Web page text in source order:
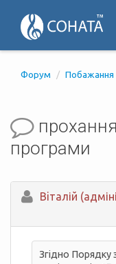
Форум Побажання
програми
Вiталій
Згідно Порядку